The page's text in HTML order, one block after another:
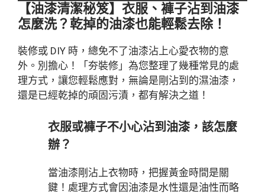
【油漆清潔秘笈】衣服、褲子沾到油漆
怎麼洗？乾掉的油漆也能輕鬆去除！
裝修或 DIY 時，總免不了油漆沾上心愛衣物的意
外。別擔心！「夯裝修」為您整理了幾種常見的處
理方式，讓您輕鬆應對，無論是剛沾到的濕油漆，
還是已經乾掉的頑固污漬，都有解決之道！
衣服或褲子不小心沾到油漆，該怎麼
辦？
當油漆剛沾上衣物時，把握黃金時間是關
鍵！處理方式會因油漆是水性還是油性而略